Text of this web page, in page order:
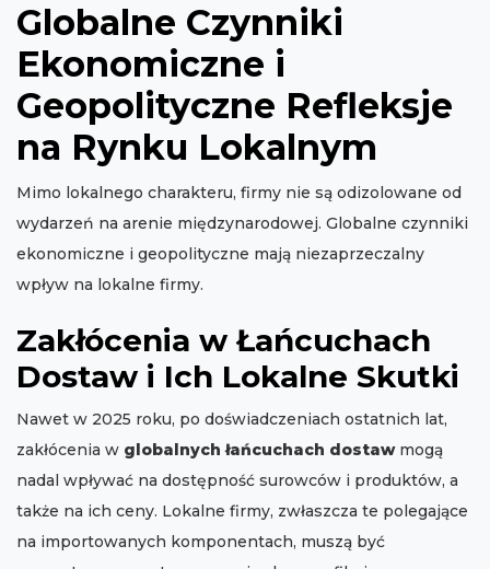
Globalne Czynniki
Ekonomiczne i
Geopolityczne Refleksje
na Rynku Lokalnym
Mimo lokalnego charakteru, firmy nie są odizolowane od
wydarzeń na arenie międzynarodowej. Globalne czynniki
ekonomiczne i geopolityczne mają niezaprzeczalny
wpływ na lokalne firmy.
Zakłócenia w Łańcuchach
Dostaw i Ich Lokalne Skutki
Nawet w 2025 roku, po doświadczeniach ostatnich lat,
zakłócenia w globalnych łańcuchach dostawmogą
nadal wpływać na dostępność surowców i produktów, a
także na ich ceny. Lokalne firmy, zwłaszcza te polegające
na importowanych komponentach, muszą być